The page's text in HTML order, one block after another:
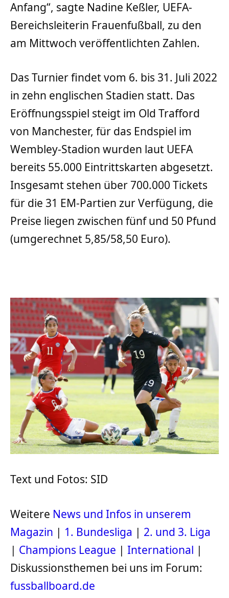
Anfang“, sagte Nadine Keßler, UEFA-
Bereichsleiterin Frauenfußball, zu den
am Mittwoch veröffentlichten Zahlen.
Das Turnier findet vom 6. bis 31. Juli 2022
in zehn englischen Stadien statt. Das
Eröffnungsspiel steigt im Old Trafford
von Manchester, für das Endspiel im
Wembley-Stadion wurden laut UEFA
bereits 55.000 Eintrittskarten abgesetzt.
Insgesamt stehen über 700.000 Tickets
für die 31 EM-Partien zur Verfügung, die
Preise liegen zwischen fünf und 50 Pfund
(umgerechnet 5,85/58,50 Euro).
Text und Fotos: SID
Weitere News und Infos in unserem
Magazin | 1. Bundesliga | 2. und 3. Liga
| Champions League | International |
Diskussionsthemen bei uns im Forum:
fussballboard.de